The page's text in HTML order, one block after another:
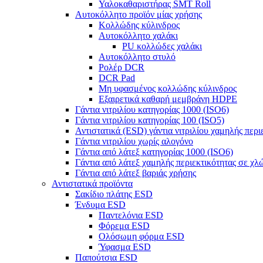
Υαλοκαθαριστήρας SMT Roll
Αυτοκόλλητο προϊόν μίας χρήσης
Κολλώδης κύλινδρος
Αυτοκόλλητο χαλάκι
PU κολλώδες χαλάκι
Αυτοκόλλητο στυλό
Ρολέρ DCR
DCR Pad
Μη υφασμένος κολλώδης κύλινδρος
Εξαιρετικά καθαρή μεμβράνη HDPE
Γάντια νιτριλίου κατηγορίας 1000 (ISO6)
Γάντια νιτριλίου κατηγορίας 100 (ISO5)
Αντιστατικά (ESD) γάντια νιτριλίου χαμηλής
Γάντια νιτριλίου χωρίς αλογόνο
Γάντια από λάτεξ κατηγορίας 1000 (ISO6)
Γάντια από λάτεξ χαμηλής περιεκτικότητας σε
Γάντια από λάτεξ βαριάς χρήσης
Αντιστατικά προϊόντα
Σακίδιο πλάτης ESD
Ένδυμα ESD
Παντελόνια ESD
Φόρεμα ESD
Ολόσωμη φόρμα ESD
Ύφασμα ESD
Παπούτσια ESD